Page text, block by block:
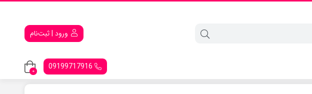
ورود | ثبت‌نام
09199717916
0